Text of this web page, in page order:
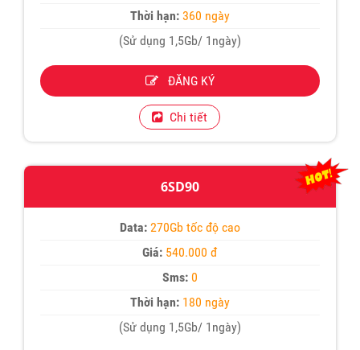
Thời hạn:360 ngày
(Sử dụng 1,5Gb/ 1ngày)
ĐĂNG KÝ
Chi tiết
6SD90
Data: 270Gb tốc độ cao
Giá: 540.000 đ
Sms: 0
Thời hạn:180 ngày
(Sử dụng 1,5Gb/ 1ngày)